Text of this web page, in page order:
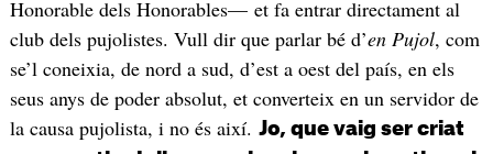
Honorable dels Honorables— et fa entrar directament al
club dels pujolistes. Vull dir que parlar bé d’en Pujol, com
se’l coneixia, de nord a sud, d’est a oest del país, en els
seus anys de poder absolut, et converteix en un servidor de
la causa pujolista, i no és així. Jo, que vaig ser criat